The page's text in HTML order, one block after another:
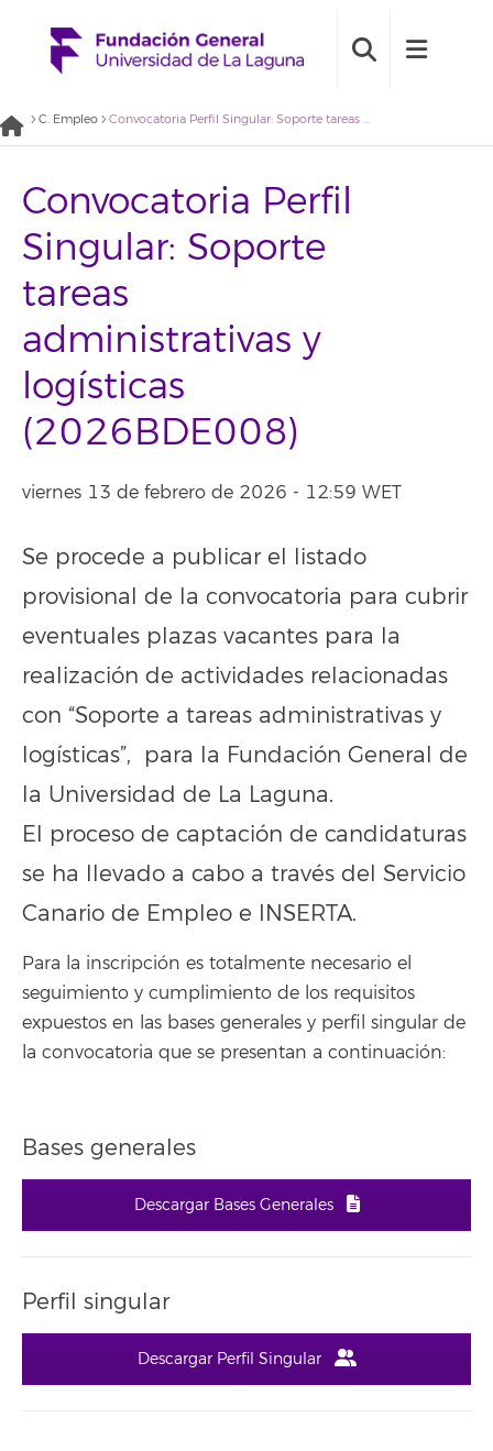
C. Empleo Convocatoria Perfil Singular: Soporte tareas administrativas y logísticas (2026BDE008)
Convocatoria Perfil
Singular: Soporte
tareas
administrativas y
logísticas
(2026BDE008)
viernes 13 de febrero de 2026 - 12:59 WET
Se procede a publicar el listado
provisional de la convocatoria para cubrir
eventuales plazas vacantes para la
realización de actividades relacionadas
con “Soporte a tareas administrativas y
logísticas”, para la Fundación General de
la Universidad de La Laguna.
El proceso de captación de candidaturas
se ha llevado a cabo a través del Servicio
Canario de Empleo e INSERTA.
Para la inscripción es totalmente necesario el
seguimiento y cumplimiento de los requisitos
expuestos en las bases generales y perfil singular de
la convocatoria que se presentan a continuación:
Bases generales
Descargar Bases Generales
Perfil singular
Descargar Perfil Singular